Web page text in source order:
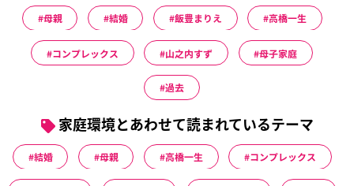
母親 結婚 飯豊まりえ 高橋一生
コンプレックス 山之内すず 母子家庭
過去
家庭環境とあわせて読まれているテーマ
結婚 母親 高橋一生 コンプレックス